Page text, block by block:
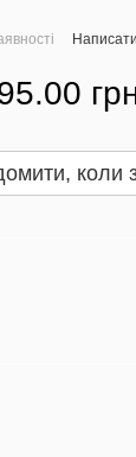
Написати
коли